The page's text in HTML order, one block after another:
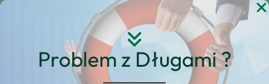
Problem z Długami ?
Przejdź